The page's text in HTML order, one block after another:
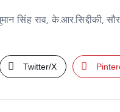
सिंह राव, के.आर.सिद्दीकी,
Twitter/X